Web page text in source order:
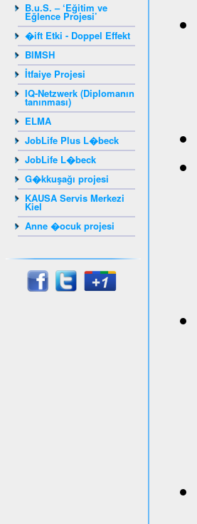
B.u.S. – ‘Eğitim ve
Eğlence Projesi’
�ift Etki - Doppel Effekt
BIMSH
İtfaiye Projesi
IQ-Netzwerk (Diplomanın
tanınması)
ELMA
JobLife Plus L�beck
JobLife L�beck
G�kkuşağı projesi
KAUSA Servis Merkezi
Kiel
Anne �ocuk projesi